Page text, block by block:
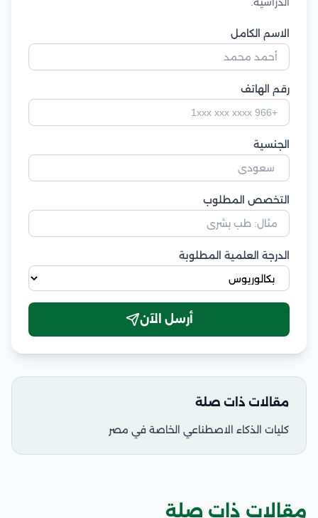
الاسم الكامل
رقم الهاتف
الجنسية
التخصص المطلوب
الدرجة العلمية المطلوبة
أرسل الآن
مقالات ذات صلة
كليات الذكاء الاصطناعي الخاصة في مصر
مقالات ذات صلة